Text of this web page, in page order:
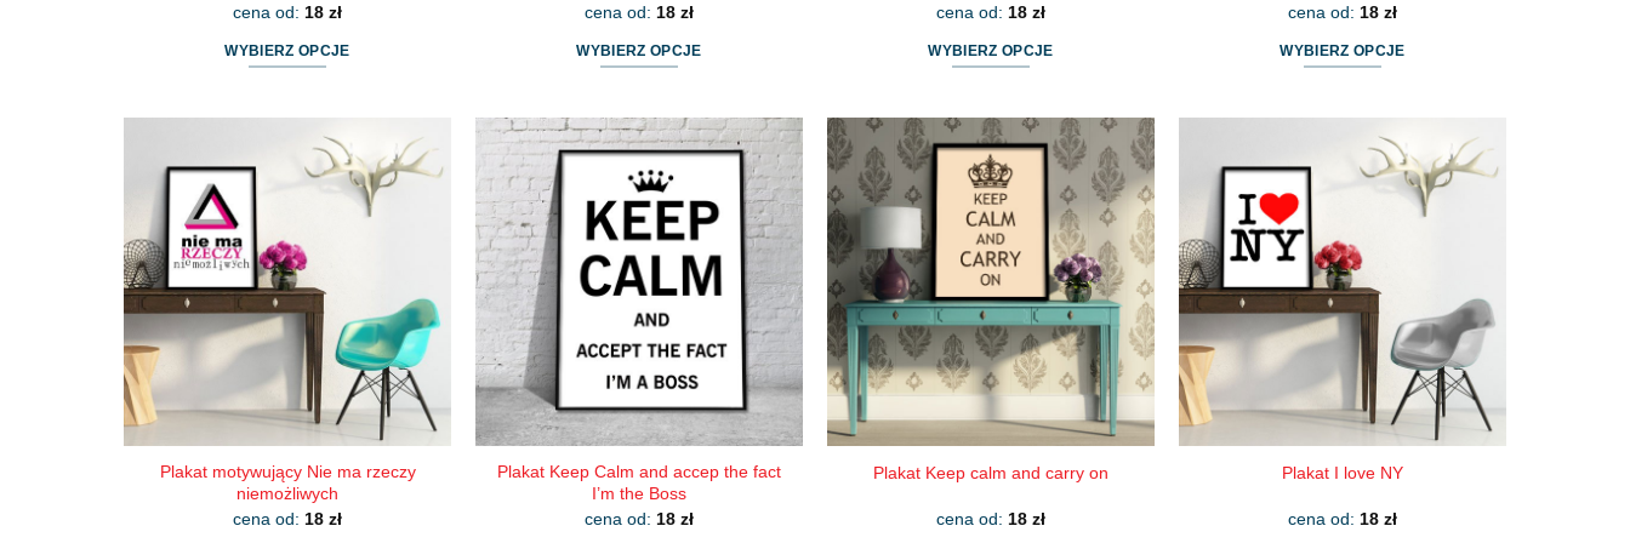
cena od: 18 zł
WYBIERZ OPCJE
wiele
wariantów.
można
wybrać
stronie
produktu
cena od: 18 zł
WYBIERZ OPCJE
ma
wiele
wariantów.
Opcje
wybrać
stronie
produktu
cena od: 18 zł
WYBIERZ OPCJE
ma
wiele
wariantów.
Opcje
można
wybrać
na
stronie
produktu
cena od: 18 zł
WYBIERZ OPCJE
wiele
wariantów.
można
wybrać
stronie
produktu
Plakat motywujący Nie ma rzeczy
niemożliwych
cena od: 18 zł
Plakat Keep Calm and accep the fact
I’m the Boss
cena od: 18 zł
Plakat Keep calm and carry on
cena od: 18 zł
Plakat I love NY
cena od: 18 zł